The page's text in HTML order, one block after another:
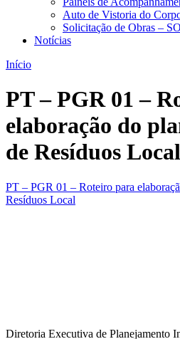
Auto de Vistoria do
Solicitação de Obras –
Notícias
Início
PT – PGR 01 –
elaboração do
de Resíduos Local
PT – PGR 01 – Roteiro para
Resíduos Local
Diretoria Executiva de Planejamento